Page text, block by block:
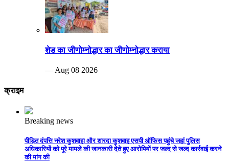
शेड का जीणोम्नोद्धार का जीणोम्नोद्धार कराया
— Aug 08 2026
क्राइम
Breaking news
पीड़ित दंपत्ति नरेश कुशवाहा और शारदा कुशवाह एसपी ऑफिस पहुंचे जहां पुलिस
अधिकारियों को पूरे मामले की जानकारी देते हुए आरोपियों पर जल्द से जल्द कार्रवाई करने
की मांग की